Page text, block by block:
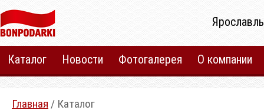
Каталог Новости Фотогалерея О компании
Главная / Каталог